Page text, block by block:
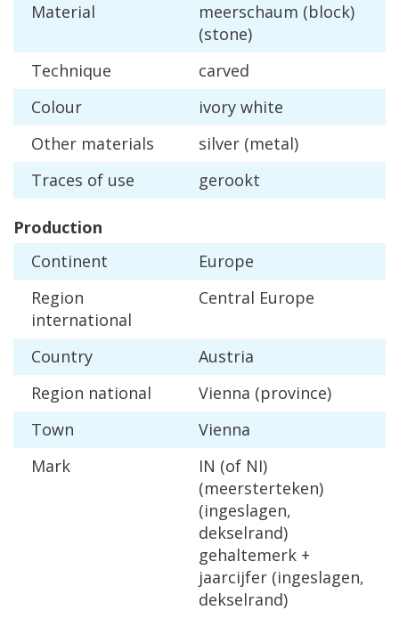
Material
meerschaum (block)
(stone)
Technique
carved
Colour
ivory white
Other materials silver (metal)
Traces of use gerookt
Production
Continent
Europe
Region
international
Central Europe
Country
Austria
Region national Vienna (province)
Town
Vienna
Mark
IN (of NI)
(meersterteken)
(ingeslagen,
dekselrand)
gehaltemerk +
jaarcijfer (ingeslagen,
dekselrand)